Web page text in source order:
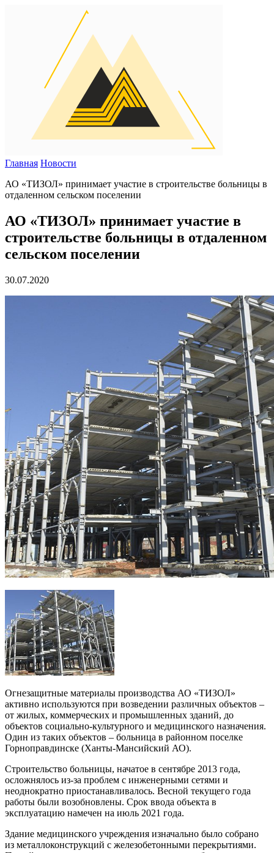
Главная Новости
АО «ТИЗОЛ» принимает участие в строительстве больницы в
отдаленном сельском поселении
АО «ТИЗОЛ» принимает участие в
строительстве больницы в отдаленном
сельском поселении
30.07.2020
Огнезащитные материалы производства АО «ТИЗОЛ»
активно используются при возведении различных объектов –
от жилых, коммерческих и промышленных зданий, до
объектов социально-культурного и медицинского назначения.
Один из таких объектов – больница в районном поселке
Горноправдинске (Ханты-Мансийский АО).
Строительство больницы, начатое в сентябре 2013 года,
осложнялось из-за проблем с инженерными сетями и
неоднократно приостанавливалось. Весной текущего года
работы были возобновлены. Срок ввода объекта в
эксплуатацию намечен на июль 2021 года.
Здание медицинского учреждения изначально было собрано
из металлоконструкций с железобетонными перекрытиями.